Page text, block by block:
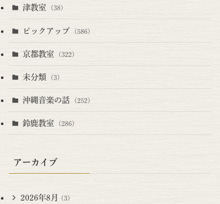
津教室 (38)
ピックアップ (586)
京都教室 (322)
未分類 (3)
沖縄音楽の話 (252)
鈴鹿教室 (286)
アーカイブ
2026年8月 (3)